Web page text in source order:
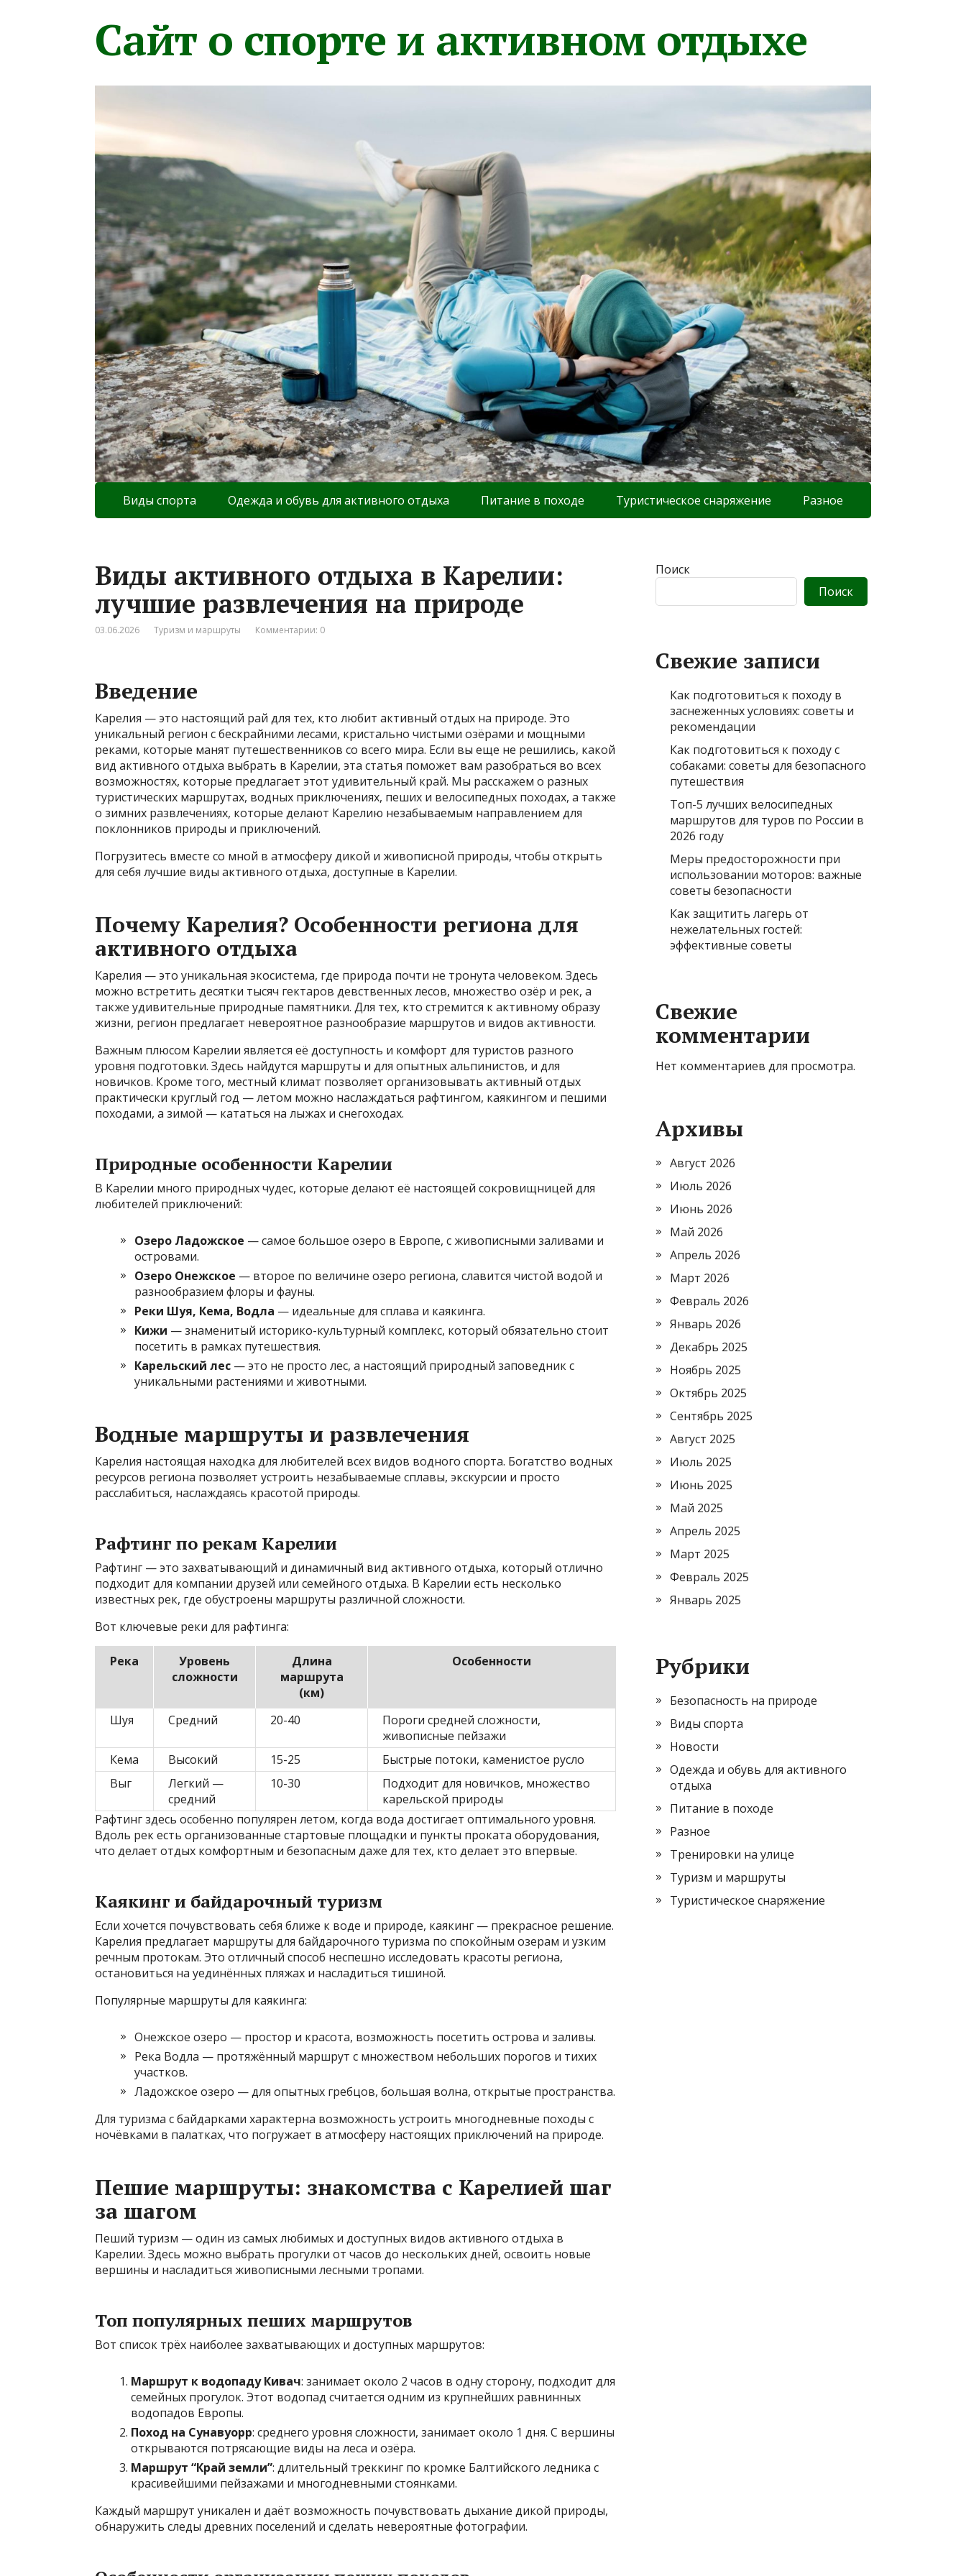
Сайт о спорте и активном отдыхе
Виды спорта Одежда и обувь для активного отдыха Питание в походе Туристическое снаряжение Разное
Виды активного отдыха в Карелии:
лучшие развлечения на природе
03.06.2026 Туризм и маршруты Комментарии: 0
Введение
Карелия — это настоящий рай для тех, кто любит активный отдых на природе. Это
уникальный регион с бескрайними лесами, кристально чистыми озёрами и мощными
реками, которые манят путешественников со всего мира. Если вы еще не решились, какой
вид активного отдыха выбрать в Карелии, эта статья поможет вам разобраться во всех
возможностях, которые предлагает этот удивительный край. Мы расскажем о разных
туристических маршрутах, водных приключениях, пеших и велосипедных походах, а также
о зимних развлечениях, которые делают Карелию незабываемым направлением для
поклонников природы и приключений.
Погрузитесь вместе со мной в атмосферу дикой и живописной природы, чтобы открыть
для себя лучшие виды активного отдыха, доступные в Карелии.
Почему Карелия? Особенности региона для
активного отдыха
Карелия — это уникальная экосистема, где природа почти не тронута человеком. Здесь
можно встретить десятки тысяч гектаров девственных лесов, множество озёр и рек, а
также удивительные природные памятники. Для тех, кто стремится к активному образу
жизни, регион предлагает невероятное разнообразие маршрутов и видов активности.
Важным плюсом Карелии является её доступность и комфорт для туристов разного
уровня подготовки. Здесь найдутся маршруты и для опытных альпинистов, и для
новичков. Кроме того, местный климат позволяет организовывать активный отдых
практически круглый год — летом можно наслаждаться рафтингом, каякингом и пешими
походами, а зимой — кататься на лыжах и снегоходах.
Природные особенности Карелии
В Карелии много природных чудес, которые делают её настоящей сокровищницей для
любителей приключений:
Озеро Ладожское — самое большое озеро в Европе, с живописными заливами и
островами.
Озеро Онежское — второе по величине озеро региона, славится чистой водой и
разнообразием флоры и фауны.
Реки Шуя, Кема, Водла — идеальные для сплава и каякинга.
Кижи — знаменитый историко-культурный комплекс, который обязательно стоит
посетить в рамках путешествия.
Карельский лес — это не просто лес, а настоящий природный заповедник с
уникальными растениями и животными.
Водные маршруты и развлечения
Карелия настоящая находка для любителей всех видов водного спорта. Богатство водных
ресурсов региона позволяет устроить незабываемые сплавы, экскурсии и просто
расслабиться, наслаждаясь красотой природы.
Рафтинг по рекам Карелии
Рафтинг — это захватывающий и динамичный вид активного отдыха, который отлично
подходит для компании друзей или семейного отдыха. В Карелии есть несколько
известных рек, где обустроены маршруты различной сложности.
Вот ключевые реки для рафтинга:
Река
Уровень
сложности
Длина
маршрута
(км)
Особенности
Шуя Средний 20-40
Пороги средней сложности,
живописные пейзажи
Кема
Высокий 15-25
Быстрые потоки, каменистое русло
Выг
Легкий —
средний
10-30
Подходит для новичков, множество
карельской природы
Рафтинг здесь особенно популярен летом, когда вода достигает оптимального уровня.
Вдоль рек есть организованные стартовые площадки и пункты проката оборудования,
что делает отдых комфортным и безопасным даже для тех, кто делает это впервые.
Каякинг и байдарочный туризм
Если хочется почувствовать себя ближе к воде и природе, каякинг — прекрасное решение.
Карелия предлагает маршруты для байдарочного туризма по спокойным озерам и узким
речным протокам. Это отличный способ неспешно исследовать красоты региона,
остановиться на уединённых пляжах и насладиться тишиной.
Популярные маршруты для каякинга:
Онежское озеро — простор и красота, возможность посетить острова и заливы.
Река Водла — протяжённый маршрут с множеством небольших порогов и тихих
участков.
Ладожское озеро — для опытных гребцов, большая волна, открытые пространства.
Для туризма с байдарками характерна возможность устроить многодневные походы с
ночёвками в палатках, что погружает в атмосферу настоящих приключений на природе.
Пешие маршруты: знакомства с Карелией шаг
за шагом
Пеший туризм — один из самых любимых и доступных видов активного отдыха в
Карелии. Здесь можно выбрать прогулки от часов до нескольких дней, освоить новые
вершины и насладиться живописными лесными тропами.
Топ популярных пеших маршрутов
Вот список трёх наиболее захватывающих и доступных маршрутов:
Маршрут к водопаду Кивач: занимает около 2 часов в одну сторону, подходит для
семейных прогулок. Этот водопад считается одним из крупнейших равнинных
водопадов Европы.
Поход на Сунавуорр: среднего уровня сложности, занимает около 1 дня. С вершины
открываются потрясающие виды на леса и озёра.
Маршрут “Край земли”: длительный треккинг по кромке Балтийского ледника с
красивейшими пейзажами и многодневными стоянками.
Каждый маршрут уникален и даёт возможность почувствовать дыхание дикой природы,
обнаружить следы древних поселений и сделать невероятные фотографии.
Поиск
Поиск
Свежие записи
Как подготовиться к походу в
заснеженных условиях: советы и
рекомендации
Как подготовиться к походу с
собаками: советы для безопасного
путешествия
Топ-5 лучших велосипедных
маршрутов для туров по России в
2026 году
Меры предосторожности при
использовании моторов: важные
советы безопасности
Как защитить лагерь от
нежелательных гостей:
эффективные советы
Свежие
комментарии
Нет комментариев для просмотра.
Архивы
Август 2026
Июль 2026
Июнь 2026
Май 2026
Апрель 2026
Март 2026
Февраль 2026
Январь 2026
Декабрь 2025
Ноябрь 2025
Октябрь 2025
Сентябрь 2025
Август 2025
Июль 2025
Июнь 2025
Май 2025
Апрель 2025
Март 2025
Февраль 2025
Январь 2025
Рубрики
Безопасность на природе
Виды спорта
Новости
Одежда и обувь для активного
отдыха
Питание в походе
Разное
Тренировки на улице
Туризм и маршруты
Туристическое снаряжение